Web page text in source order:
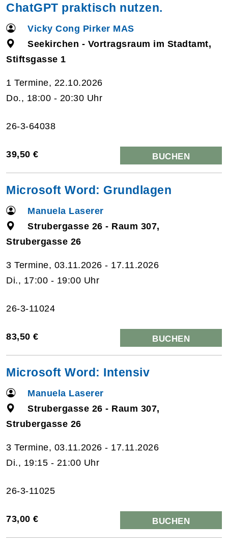
ChatGPT praktisch nutzen.
Vicky Cong Pirker MAS
Seekirchen - Vortragsraum im Stadtamt,
Stiftsgasse 1
1 Termine, 22.10.2026
Do., 18:00 - 20:30 Uhr
26-3-64038
39,50 € BUCHEN
Microsoft Word: Grundlagen
Manuela Laserer
Strubergasse 26 - Raum 307,
Strubergasse 26
3 Termine, 03.11.2026 - 17.11.2026
Di., 17:00 - 19:00 Uhr
26-3-11024
83,50 € BUCHEN
Microsoft Word: Intensiv
Manuela Laserer
Strubergasse 26 - Raum 307,
Strubergasse 26
3 Termine, 03.11.2026 - 17.11.2026
Di., 19:15 - 21:00 Uhr
26-3-11025
73,00 € BUCHEN